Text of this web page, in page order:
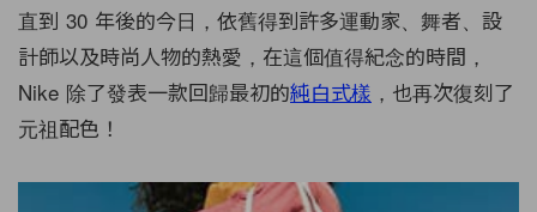
直到 30 年後的今日，依舊得到許多運動家、舞者、設
計師以及時尚人物的熱愛，在這個值得紀念的時間，
Nike 除了發表一款回歸最初的純白式樣 ，也再次復刻了
元祖配色！